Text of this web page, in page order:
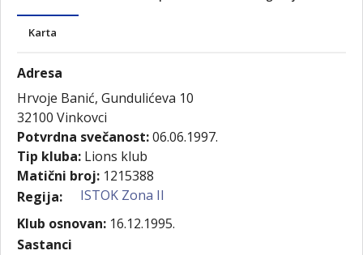
Aktivnosti
Karta
Adresa
Hrvoje Banić, Gundulićeva 10
32100 Vinkovci
Potvrdna svečanost:06.06.1997.
Tip kluba: Lions klub
Matični broj: 1215388
Regija:
ISTOK Zona II
Klub osnovan: 16.12.1995.
Sastanci